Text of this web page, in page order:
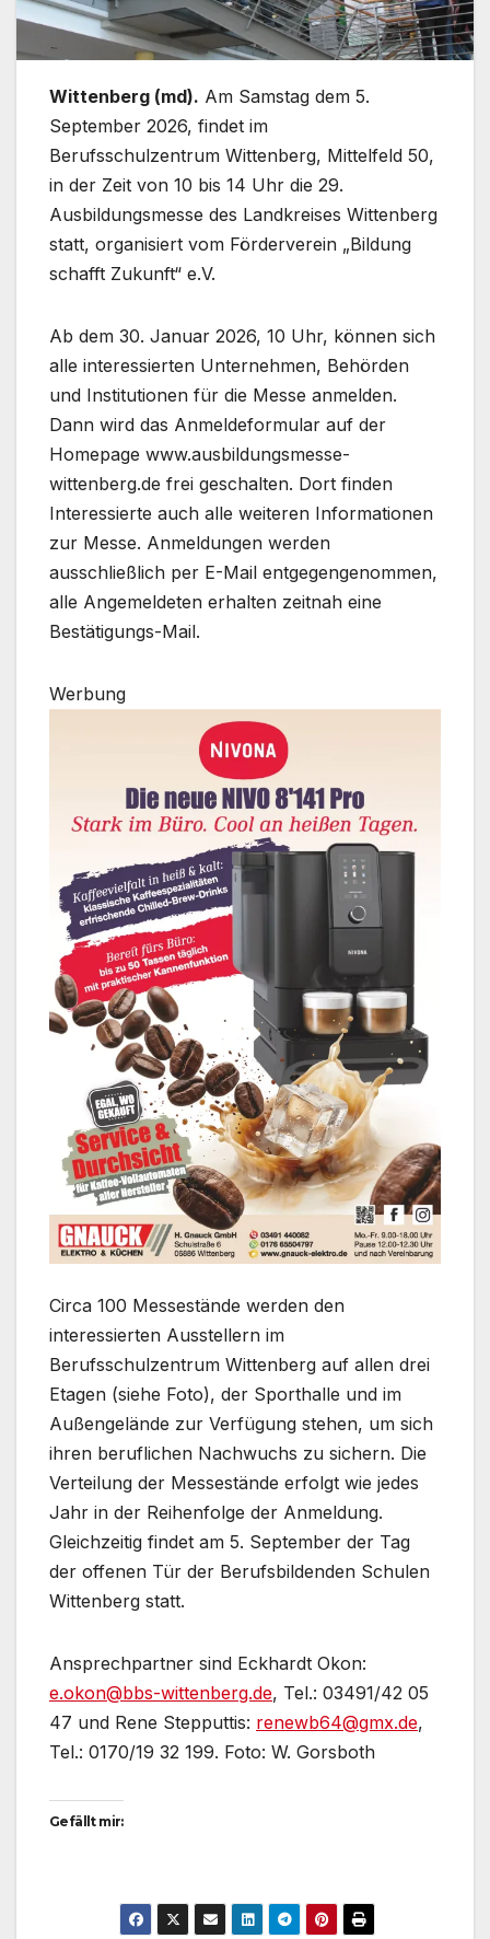
Wittenberg (md). Am Samstag dem 5.
September 2026, findet im
Berufsschulzentrum Wittenberg, Mittelfeld 50,
in der Zeit von 10 bis 14 Uhr die 29.
Ausbildungsmesse des Landkreises Wittenberg
statt, organisiert vom Förderverein „Bildung
schafft Zukunft“ e.V.
Ab dem 30. Januar 2026, 10 Uhr, können sich
alle interessierten Unternehmen, Behörden
und Institutionen für die Messe anmelden.
Dann wird das Anmeldeformular auf der
Homepage www.ausbildungsmesse-
wittenberg.de frei geschalten. Dort finden
Interessierte auch alle weiteren Informationen
zur Messe. Anmeldungen werden
ausschließlich per E-Mail entgegengenommen,
alle Angemeldeten erhalten zeitnah eine
Bestätigungs-Mail.
Werbung
Circa 100 Messestände werden den
interessierten Ausstellern im
Berufsschulzentrum Wittenberg auf allen drei
Etagen (siehe Foto), der Sporthalle und im
Außengelände zur Verfügung stehen, um sich
ihren beruflichen Nachwuchs zu sichern. Die
Verteilung der Messestände erfolgt wie jedes
Jahr in der Reihenfolge der Anmeldung.
Gleichzeitig findet am 5. September der Tag
der offenen Tür der Berufsbildenden Schulen
Wittenberg statt.
Ansprechpartner sind Eckhardt Okon:
e.okon@bbs-wittenberg.de, Tel.: 03491/42 05
47 und Rene Stepputtis: renewb64@gmx.de,
Tel.: 0170/19 32 199. Foto: W. Gorsboth
Gefällt mir: